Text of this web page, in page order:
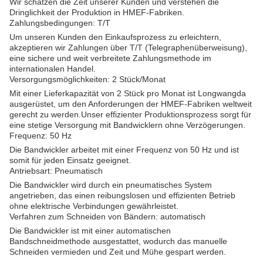
Dringlichkeit der Produktion in HMEF-Fabriken.
Zahlungsbedingungen: T/T
Um unseren Kunden den Einkaufsprozess zu erleichtern,
akzeptieren wir Zahlungen über T/T (Telegraphenüberweisung),
eine sichere und weit verbreitete Zahlungsmethode im
internationalen Handel.
Versorgungsmöglichkeiten: 2 Stück/Monat
Mit einer Lieferkapazität von 2 Stück pro Monat ist Longwangda
ausgerüstet, um den Anforderungen der HMEF-Fabriken weltweit
gerecht zu werden.Unser effizienter Produktionsprozess sorgt für
eine stetige Versorgung mit Bandwicklern ohne Verzögerungen.
Frequenz: 50 Hz
Die Bandwickler arbeitet mit einer Frequenz von 50 Hz und ist
somit für jeden Einsatz geeignet.
Antriebsart: Pneumatisch
Die Bandwickler wird durch ein pneumatisches System
angetrieben, das einen reibungslosen und effizienten Betrieb
ohne elektrische Verbindungen gewährleistet.
Verfahren zum Schneiden von Bändern: automatisch
Die Bandwickler ist mit einer automatischen
Bandschneidmethode ausgestattet, wodurch das manuelle
Schneiden vermieden und Zeit und Mühe gespart werden.